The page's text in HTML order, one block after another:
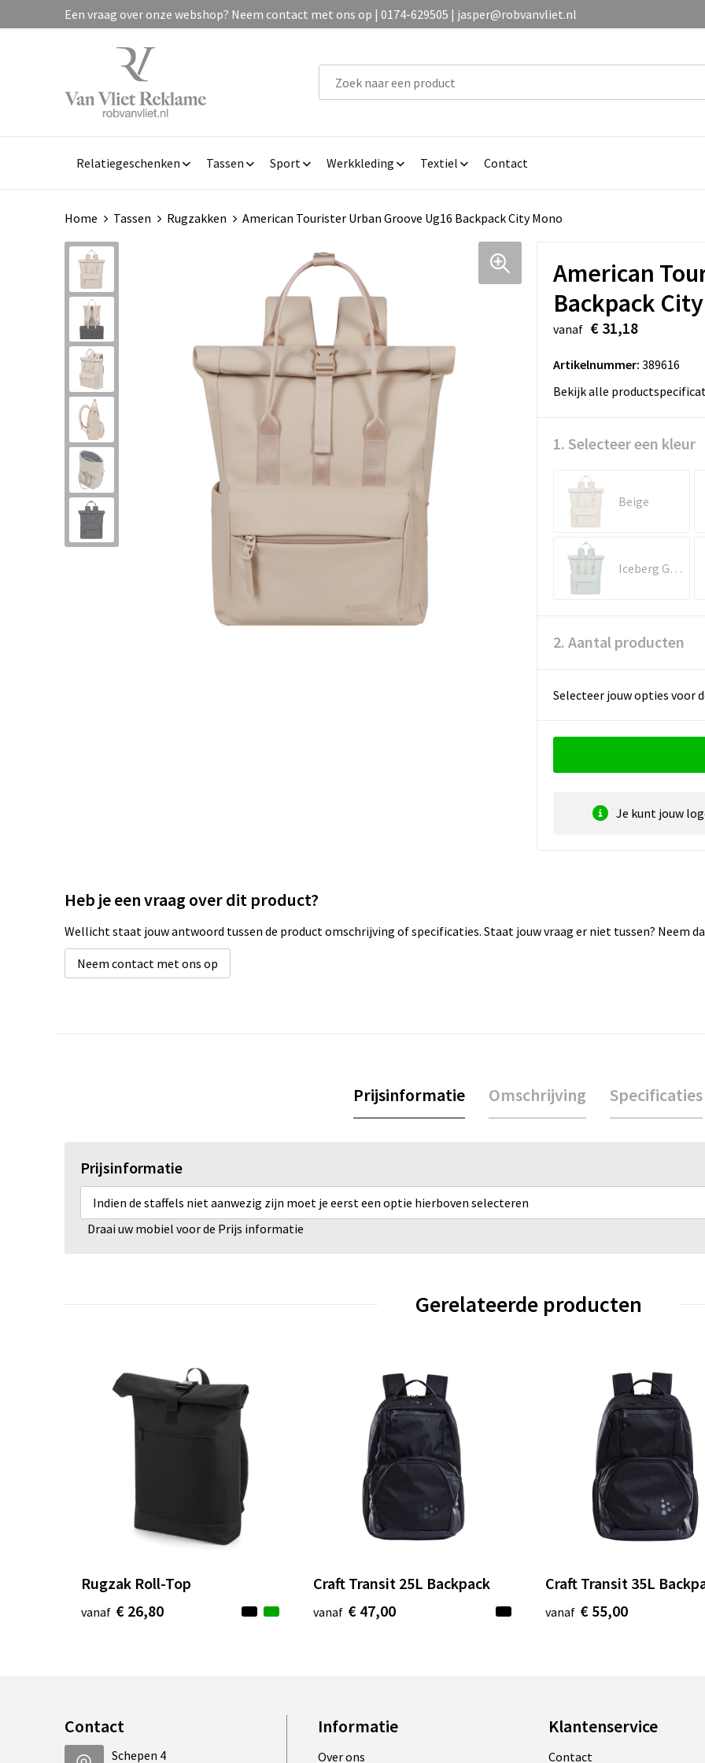
Een vraag over onze webshop? Neem contact met ons op | 0174-629505 | jasper@robvanvliet.nl
Relatiegeschenken Tassen Sport Werkkleding Textiel Contact
Home Tassen Rugzakken American Tourister Urban Groove Ug16 Backpack City Mono
American
Backpack
vanaf € 31,18
Artikelnummer: 389616
Bekijk alle
1. Selecteer een kleur
Beige
Iceberg Green
2. Aantal producten
Selecteer jouw opties voor
Je kunt jouw
Heb je een vraag over dit product?
Wellicht staat jouw antwoord tussen de product omschrijving of specificaties. Staat jouw vraag er niet tussen? Neem
Neem contact met ons op
Prijsinformatie Omschrijving Specificaties
Prijsinformatie
Indien de staffels niet aanwezig zijn moet je eerst een optie hierboven selecteren
Draai uw mobiel voor de Prijs informatie
Gerelateerde producten
Rugzak Roll-Top
vanaf € 26,80
Craft Transit 25L Backpack
vanaf € 47,00
Craft Transit 35L
vanaf € 55,00
Contact
Schepen 4
Informatie
Over ons
Klantenservice
Contact